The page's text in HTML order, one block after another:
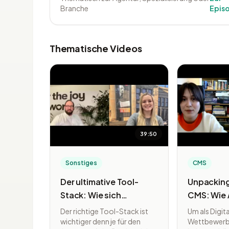
Branche
Thematische Videos
39:50
Sonstiges
Der ultimative Tool-
Stack: Wie sich
Agenturen 2022 optimal
organisieren
Der richtige Tool-Stack ist
wichtiger denn je für den
CMS
CMS:
Content-
Um als